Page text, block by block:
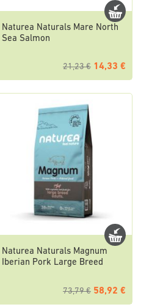
Naturea Naturals Mare North
Sea Salmon
21,23 € 14,33 €
Naturea Naturals Magnum
Iberian Pork Large Breed
73,79 € 58,92 €